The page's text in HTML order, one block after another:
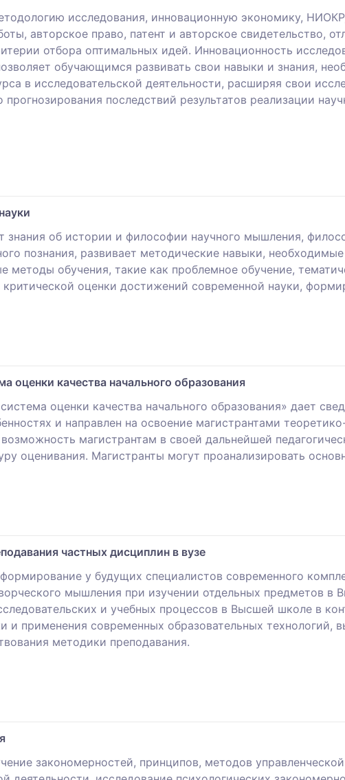
исследования, инновационную экономику,
авторское право, патент и авторское свидетельство,
отбора оптимальных идей. Инновационность
обучающимся развивать свои навыки и знания,
в исследовательской деятельности, расширяя свои
прогнозирования последствий результатов реализации
об истории и философии научного мышления,
познания, развивает методические навыки,
методы обучения, такие как проблемное обучение,
оценки достижений современной науки,
оценки качества начального образования
оценки качества начального образования» дает
и направлен на освоение магистрантами
магистрантам в своей дальнейшей
оценивания. Магистранты могут проанализировать
частных дисциплин в вузе
у будущих специалистов современного
мышления при изучении отдельных предметов
и учебных процессов в Высшей школе в
и применения современных образовательных технологий,
методики преподавания.
закономерностей, принципов, методов